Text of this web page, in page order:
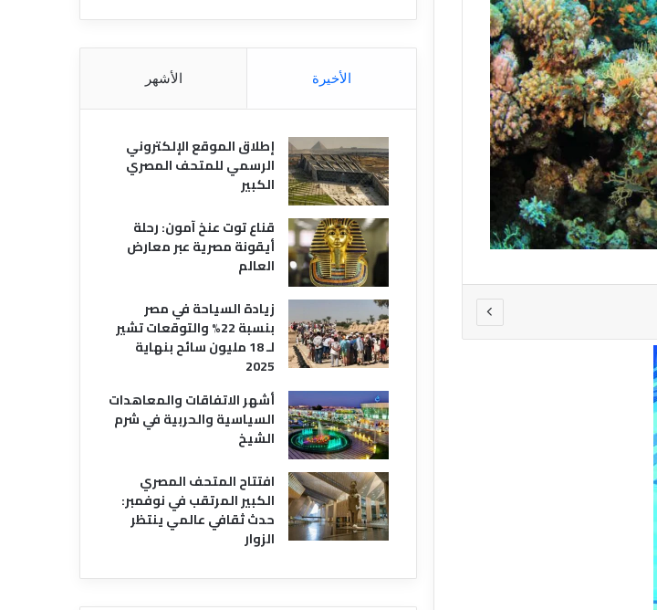
ل
س
ح
ي
م
ي
الأخيرة الأشهر
إطلاق الموقع الإلكتروني
الرسمي للمتحف المصري
الكبير
قناع توت عنخ آمون: رحلة
أيقونة مصرية عبر معارض
العالم
زيادة السياحة في مصر
بنسبة 22% والتوقعات تشير
لـ 18 مليون سائح بنهاية
2025
أشهر الاتفاقات والمعاهدات
السياسية والحربية في شرم
الشيخ
افتتاح المتحف المصري
الكبير المرتقب في نوفمبر:
حدث ثقافي عالمي ينتظر
الزوار